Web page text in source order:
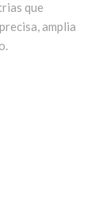
que
amplia